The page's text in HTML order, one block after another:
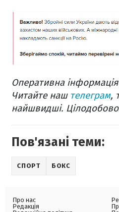
Оперативна
Читайте наш телеграм,
найшвидші.
Пов'язані теми:
СПОРТ БОКС
Про нас
Редакція